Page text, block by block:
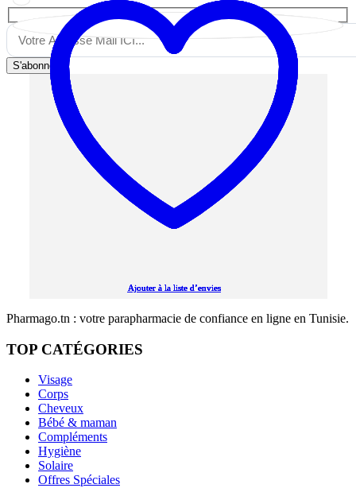
Ajouter à la liste d’envies
Ajouter à la liste d’envies
Ajouter à la liste d’envies
Ajouter à la liste d’envies
Ajouter à la liste d’envies
S'abonner
Pharmago.tn : votre parapharmacie de confiance en ligne en Tunisie.
TOP CATÉGORIES
Visage
Corps
Cheveux
Bébé & maman
Compléments
Hygiène
Solaire
Offres Spéciales